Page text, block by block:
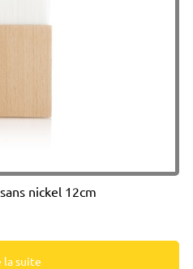
nickel 12cm
la suite